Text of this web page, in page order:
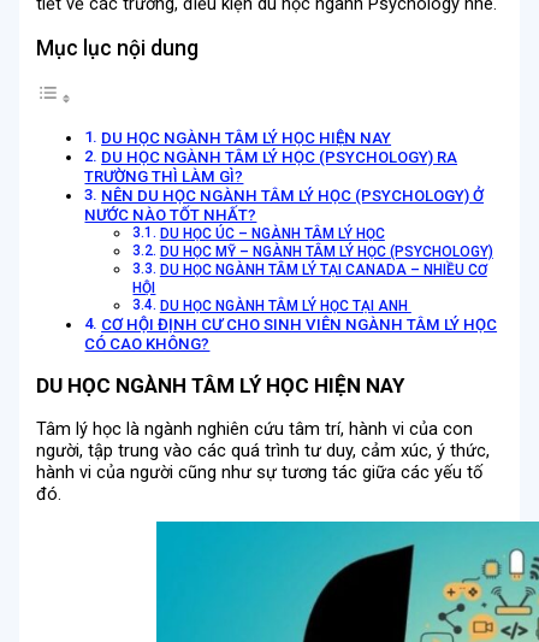
Mục lục nội dung
DU HỌC NGÀNH TÂM LÝ HỌC HIỆN NAY
DU HỌC NGÀNH TÂM LÝ HỌC (PSYCHOLOGY) RA
TRƯỜNG THÌ LÀM GÌ?
NÊN DU HỌC NGÀNH TÂM LÝ HỌC (PSYCHOLOGY) Ở
NƯỚC NÀO TỐT NHẤT?
DU HỌC ÚC – NGÀNH TÂM LÝ HỌC
DU HỌC MỸ – NGÀNH TÂM LÝ HỌC (PSYCHOLOGY)
DU HỌC NGÀNH TÂM LÝ TẠI CANADA – NHIỀU CƠ
HỘI
DU HỌC NGÀNH TÂM LÝ HỌC TẠI ANH
CƠ HỘI ĐỊNH CƯ CHO SINH VIÊN NGÀNH TÂM LÝ HỌC
CÓ CAO KHÔNG?
DU HỌC NGÀNH TÂM LÝ HỌC HIỆN NAY
Tâm lý học là ngành nghiên cứu tâm trí, hành vi của con
người, tập trung vào các quá trình tư duy, cảm xúc, ý thức,
hành vi của người cũng như sự tương tác giữa các yếu tố
đó.